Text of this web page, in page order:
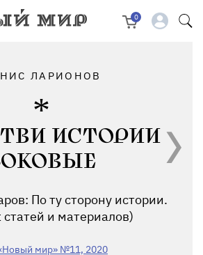
0
ЛАРИОНОВ
ИСТОРИИ
По ту сторону истории.
и материалов)
мир» №11, 2020